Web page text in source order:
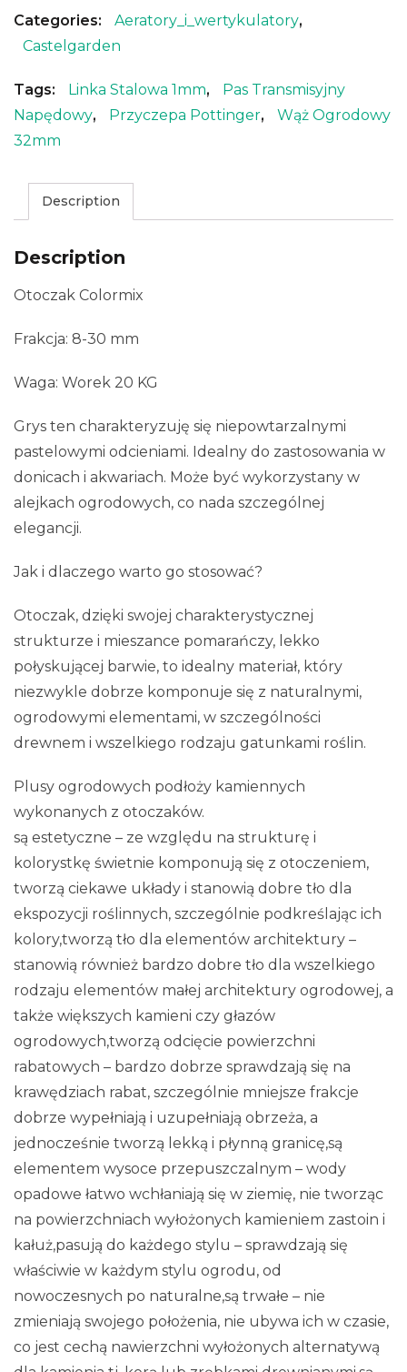
Categories: Aeratory_i_wertykulatory,
Castelgarden
Tags: Linka Stalowa 1mm,
Pas Transmisyjny
Napędowy, Przyczepa Pottinger,
Wąż Ogrodowy
32mm
Description
Description
Otoczak Colormix
Frakcja: 8-30 mm
Waga: Worek 20 KG
Grys ten charakteryzuję się niepowtarzalnymi
pastelowymi odcieniami. Idealny do zastosowania w
donicach i akwariach. Może być wykorzystany w
alejkach ogrodowych, co nada szczególnej
elegancji.
Jak i dlaczego warto go stosować?
Otoczak, dzięki swojej charakterystycznej
strukturze i mieszance pomarańczy, lekko
połyskującej barwie, to idealny materiał, który
niezwykle dobrze komponuje się z naturalnymi,
ogrodowymi elementami, w szczególności
drewnem i wszelkiego rodzaju gatunkami roślin.
Plusy ogrodowych podłoży kamiennych
wykonanych z otoczaków.
są estetyczne – ze względu na strukturę i
kolorystkę świetnie komponują się z otoczeniem,
tworzą ciekawe układy i stanowią dobre tło dla
ekspozycji roślinnych, szczególnie podkreślając ich
kolory,tworzą tło dla elementów architektury –
stanowią również bardzo dobre tło dla wszelkiego
rodzaju elementów małej architektury ogrodowej, a
także większych kamieni czy głazów
ogrodowych,tworzą odcięcie powierzchni
rabatowych – bardzo dobrze sprawdzają się na
krawędziach rabat, szczególnie mniejsze frakcje
dobrze wypełniają i uzupełniają obrzeża, a
jednocześnie tworzą lekką i płynną granicę,są
elementem wysoce przepuszczalnym – wody
opadowe łatwo wchłaniają się w ziemię, nie tworząc
na powierzchniach wyłożonych kamieniem zastoin i
kałuż,pasują do każdego stylu – sprawdzają się
właściwie w każdym stylu ogrodu, od
nowoczesnych po naturalne,są trwałe – nie
zmieniają swojego położenia, nie ubywa ich w czasie,
co jest cechą nawierzchni wyłożonych alternatywą